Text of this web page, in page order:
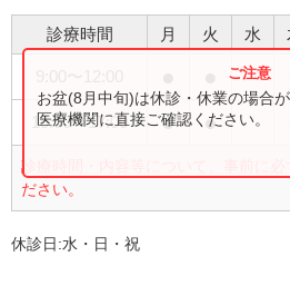
診療時間 月 火 水
15:00〜17:00 ● ●
診療時間・内容等について、事前に必
ださい。
お盆(8月中旬)は休診・休業の場合
医療機関に直接ご確認ください。
休診日:水・日・祝